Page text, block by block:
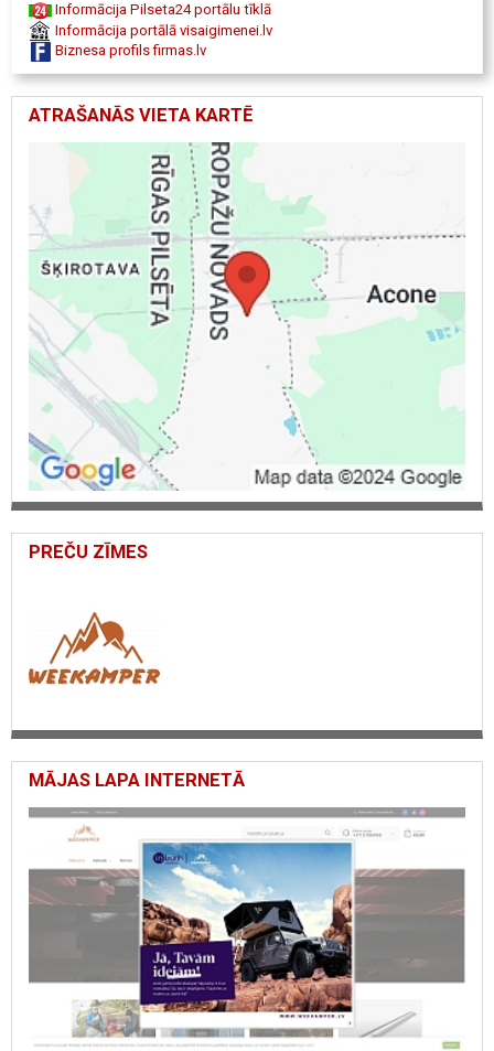
Informācija Pilseta24 portālu tīklā
Informācija portālā visaigimenei.lv
Biznesa profils firmas.lv
ATRAŠANĀS VIETA KARTĒ
PREČU ZĪMES
MĀJAS LAPA INTERNETĀ